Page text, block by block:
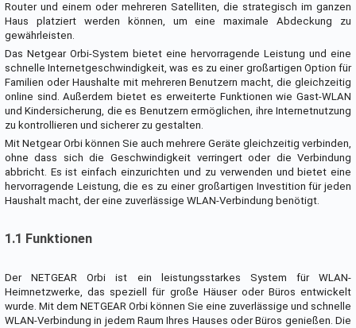
Router und einem oder mehreren Satelliten, die strategisch im ganzen
Haus platziert werden können, um eine maximale Abdeckung zu
gewährleisten.
Das Netgear Orbi-System bietet eine hervorragende Leistung und eine
schnelle Internetgeschwindigkeit, was es zu einer großartigen Option für
Familien oder Haushalte mit mehreren Benutzern macht, die gleichzeitig
online sind. Außerdem bietet es erweiterte Funktionen wie Gast-WLAN
und Kindersicherung, die es Benutzern ermöglichen, ihre Internetnutzung
zu kontrollieren und sicherer zu gestalten.
Mit Netgear Orbi können Sie auch mehrere Geräte gleichzeitig verbinden,
ohne dass sich die Geschwindigkeit verringert oder die Verbindung
abbricht. Es ist einfach einzurichten und zu verwenden und bietet eine
hervorragende Leistung, die es zu einer großartigen Investition für jeden
Haushalt macht, der eine zuverlässige WLAN-Verbindung benötigt.
1.1 Funktionen
Der NETGEAR Orbi ist ein leistungsstarkes System für WLAN-
Heimnetzwerke, das speziell für große Häuser oder Büros entwickelt
wurde. Mit dem NETGEAR Orbi können Sie eine zuverlässige und schnelle
WLAN-Verbindung in jedem Raum Ihres Hauses oder Büros genießen. Die